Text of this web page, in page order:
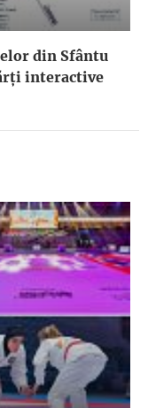
din Sfântu
interactive